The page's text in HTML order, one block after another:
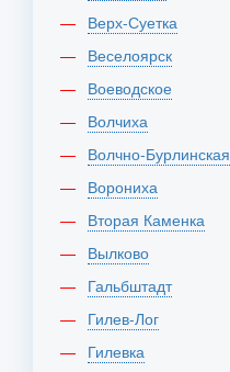
Верх-Суетка
Веселоярск
Воеводское
Волчиха
Волчно-Бурлинская
Ворониха
Вторая Каменка
Вылково
Гальбштадт
Гилев-Лог
Гилевка